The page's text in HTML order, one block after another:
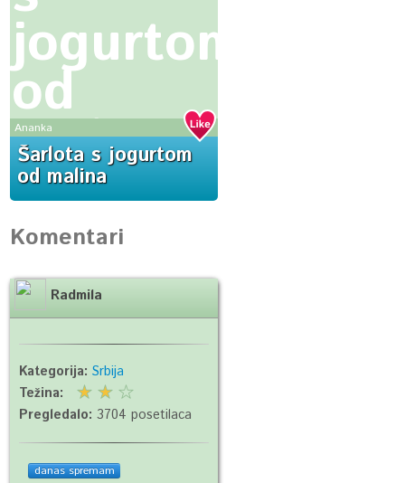
jogurtom
od
malina
Ananka
Šarlota s jogurtom
od malina
Komentari
Radmila
Kategorija:Srbija
Težina:
Pregledalo: 3704 posetilaca
danas spremam